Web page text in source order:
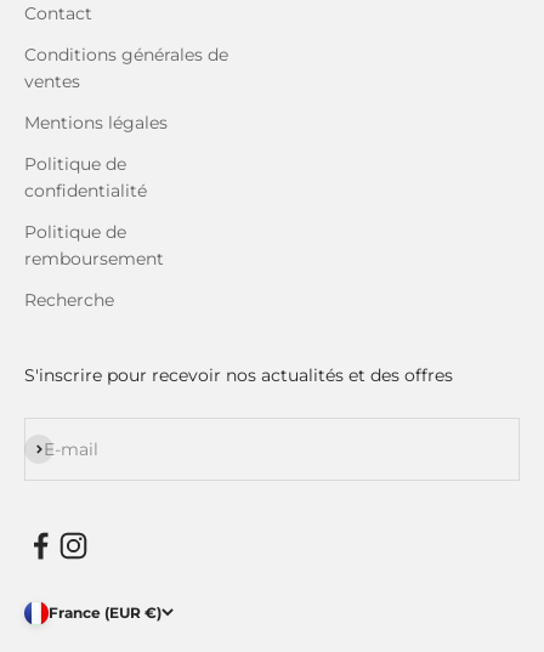
Contact
Conditions générales de
ventes
Mentions légales
Politique de
confidentialité
Politique de
remboursement
Recherche
S'inscrire pour recevoir nos actualités et des offres
E-mail
S'inscrire
France (EUR €)